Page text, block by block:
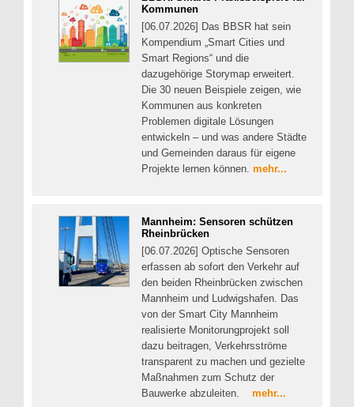
Kommunen
[06.07.2026] Das BBSR hat sein
Kompendium „Smart Cities und
Smart Regions“ und die
dazugehörige Storymap erweitert.
Die 30 neuen Beispiele zeigen, wie
Kommunen aus konkreten
Problemen digitale Lösungen
entwickeln – und was andere Städte
und Gemeinden daraus für eigene
Projekte lernen können. mehr...
Mannheim: Sensoren schützen
Rheinbrücken
[06.07.2026] Optische Sensoren
erfassen ab sofort den Verkehr auf
den beiden Rheinbrücken zwischen
Mannheim und Ludwigshafen. Das
von der Smart City Mannheim
realisierte Monitorungprojekt soll
dazu beitragen, Verkehrsströme
transparent zu machen und gezielte
Maßnahmen zum Schutz der
Bauwerke abzuleiten. mehr...